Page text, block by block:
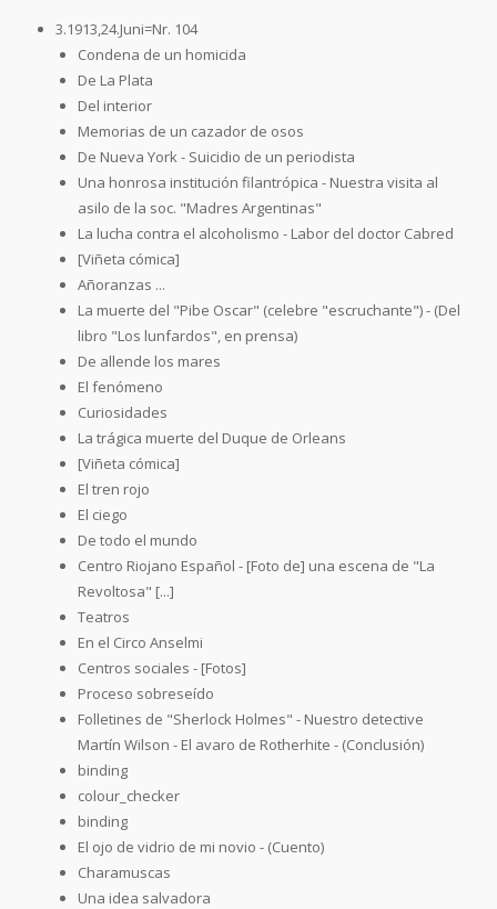
3.1913,24.Juni=Nr. 104
Condena de un homicida
De La Plata
Del interior
Memorias de un cazador de osos
De Nueva York - Suicidio de un periodista
Una honrosa institución filantrópica - Nuestra visita al
asilo de la soc. "Madres Argentinas"
La lucha contra el alcoholismo - Labor del doctor Cabred
[Viñeta cómica]
Añoranzas ...
La muerte del "Pibe Oscar" (celebre "escruchante") - (Del
libro "Los lunfardos", en prensa)
De allende los mares
El fenómeno
Curiosidades
La trágica muerte del Duque de Orleans
[Viñeta cómica]
El tren rojo
El ciego
De todo el mundo
Centro Riojano Español - [Foto de] una escena de "La
Revoltosa" [...]
Teatros
En el Circo Anselmi
Centros sociales - [Fotos]
Proceso sobreseído
Folletines de "Sherlock Holmes" - Nuestro detective
Martín Wilson - El avaro de Rotherhite - (Conclusión)
binding
colour_checker
binding
El ojo de vidrio de mi novio - (Cuento)
Charamuscas
Una idea salvadora